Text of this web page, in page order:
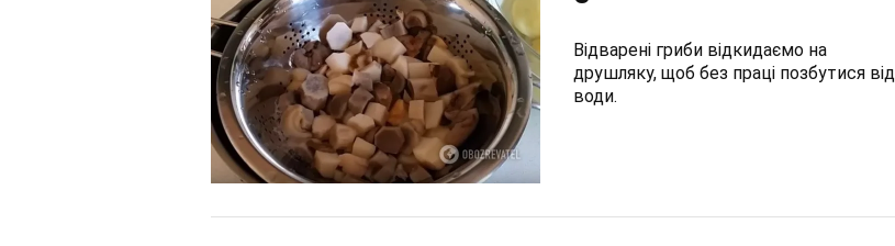
Відварені гриби відкидаємо на
друшляку, щоб без праці позбутися від
води.